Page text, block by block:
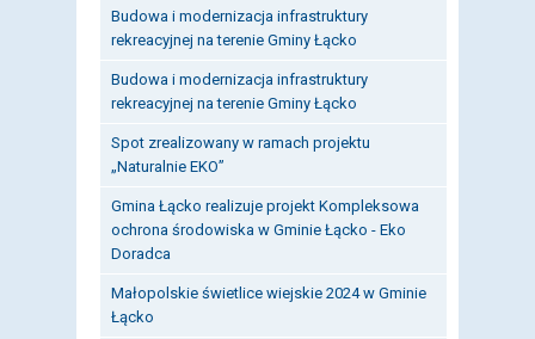
Budowa i modernizacja infrastruktury
rekreacyjnej na terenie Gminy Łącko
Budowa i modernizacja infrastruktury
rekreacyjnej na terenie Gminy Łącko
Spot zrealizowany w ramach projektu
„Naturalnie EKO”
Gmina Łącko realizuje projekt Kompleksowa
ochrona środowiska w Gminie Łącko - Eko
Doradca
Małopolskie świetlice wiejskie 2024 w Gminie
Łącko